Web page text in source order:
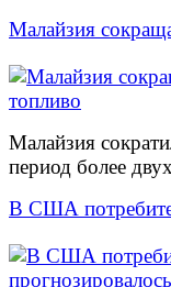
Малайзия
Малайзия
период более
В США